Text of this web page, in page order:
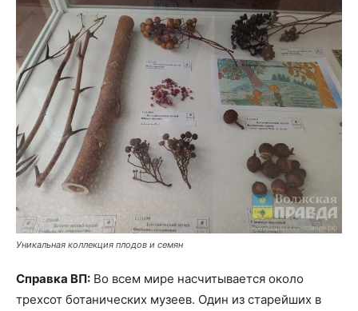
Уникальная коллекция плодов и семян
Справка ВП: Во всем мире насчитывается около
трехсот ботанических музеев. Один из старейших в